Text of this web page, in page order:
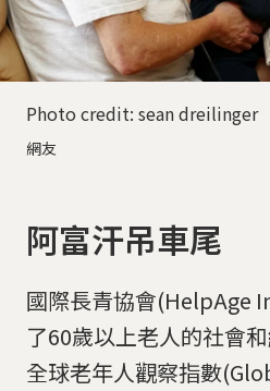
Photo credit: sean dreilinger
網友
阿富汗吊車尾
國際長青協會(HelpAge
了60歲以上老人的社會
全球老年人觀察指數